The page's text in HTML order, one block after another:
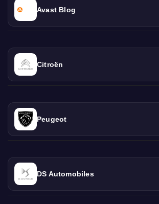
Avast Blog
Citroën
Peugeot
DS Automobiles